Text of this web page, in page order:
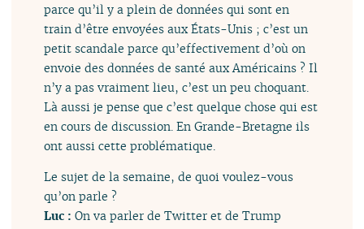
parce qu’il y a plein de données qui sont en
train d’être envoyées aux États-Unis ; c’est un
petit scandale parce qu’effectivement d’où on
envoie des données de santé aux Américains ? Il
n’y a pas vraiment lieu, c’est un peu choquant.
Là aussi je pense que c’est quelque chose qui est
en cours de discussion. En Grande-Bretagne ils
ont aussi cette problématique.
Le sujet de la semaine, de quoi voulez-vous
qu’on parle ?
Luc :On va parler de Twitter et de Trump